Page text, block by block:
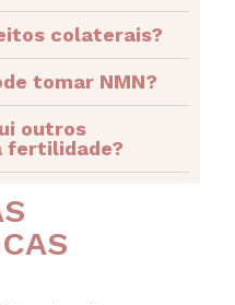
colaterais?
tomar NMN?
outros
fertilidade?